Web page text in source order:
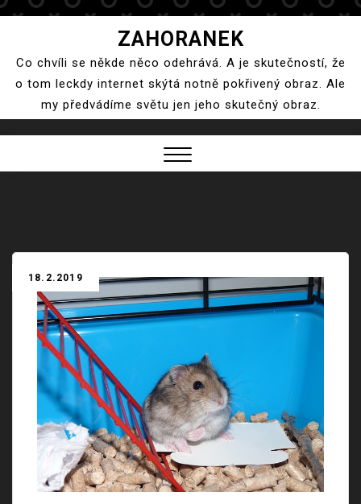
content
ZAHORANEK
Co chvíli se někde něco odehrává. A je skutečností, že
o tom leckdy internet skýtá notně pokřivený obraz. Ale
my předvádíme světu jen jeho skutečný obraz.
18.2.2019